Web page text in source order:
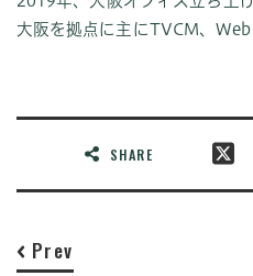
大阪を拠点に主にTVCM、Web
SHARE
Prev